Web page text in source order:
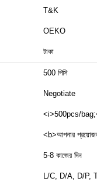
T&K
OEKO
টাকা
500 পিসি
Negotiate
<i>500pcs/
<b>আপনার
5-8 কাজের দিন
L/C, D/A, D/P,